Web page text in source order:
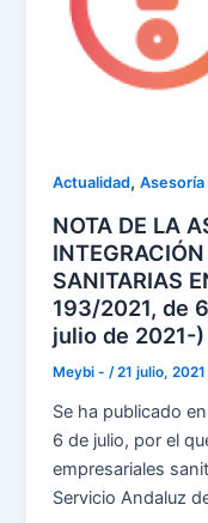
Actualidad,
NOTA DE LA
SANITARIAS
193/2021, de
julio de 2021-)
Meybi -/21 julio, 2021
Se ha publicado
6 de julio, por el
empresariales
Servicio Andaluz